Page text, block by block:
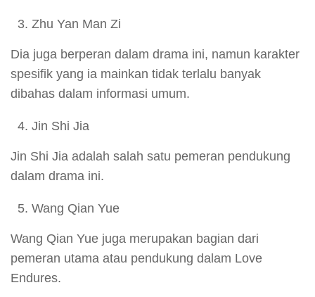
Zhu Yan Man Zi
Dia juga berperan dalam drama ini, namun karakter
spesifik yang ia mainkan tidak terlalu banyak
dibahas dalam informasi umum.
Jin Shi Jia
Jin Shi Jia adalah salah satu pemeran pendukung
dalam drama ini.
Wang Qian Yue
Wang Qian Yue juga merupakan bagian dari
pemeran utama atau pendukung dalam Love
Endures.